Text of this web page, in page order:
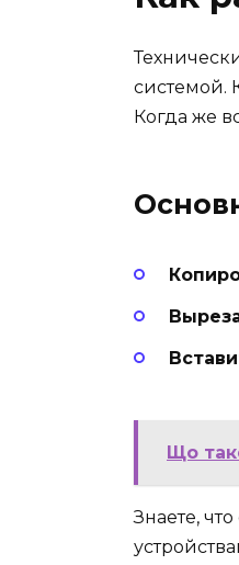
системой.
Когда же
Що
Знаете,